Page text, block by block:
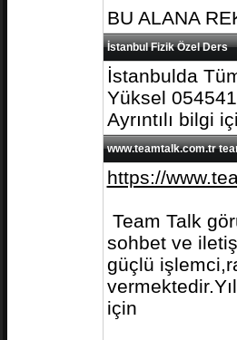
BU ALANA
İstanbul Fizik Özel Ders
İstanbulda
Yüksel
Ayrıntılı bilgi
www.teamtalk.com.tr
https://
Team Talk
sohbet ve
güçlü
için